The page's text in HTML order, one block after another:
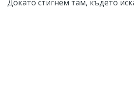
Докато стигнем там, където